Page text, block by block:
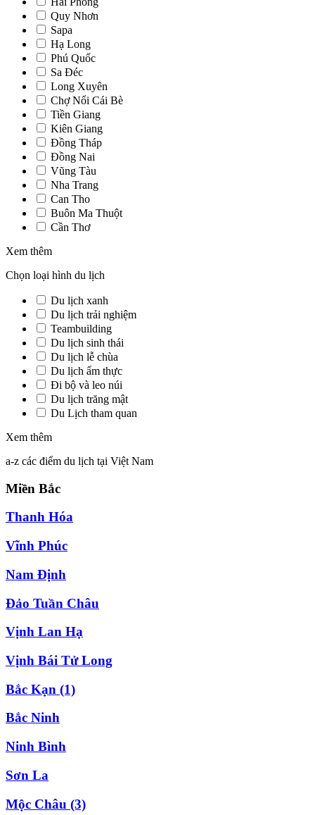
Quy Nhơn
Sapa
Hạ Long
Phú Quốc
Sa Đéc
Long Xuyên
Chợ Nổi Cái Bè
Tiền Giang
Kiên Giang
Đồng Tháp
Đồng Nai
Vũng Tàu
Nha Trang
Can Tho
Buôn Ma Thuột
Cần Thơ
Xem thêm
Chọn loại hình du lịch
Du lịch xanh
Du lịch trải nghiệm
Teambuilding
Du lịch sinh thái
Du lịch lễ chùa
Du lịch ẩm thực
Đi bộ và leo núi
Du lịch trăng mật
Du Lịch tham quan
Xem thêm
a-z các điểm du lịch tại Việt Nam
Miền Bắc
Thanh Hóa
Vĩnh Phúc
Nam Định
Đảo Tuần Châu
Vịnh Lan Hạ
Vịnh Bái Tử Long
Bắc Kạn (1)
Bắc Ninh
Ninh Bình
Sơn La
Mộc Châu (3)